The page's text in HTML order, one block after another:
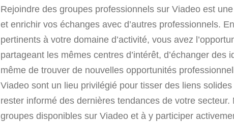
Rejoindre des groupes professionnels sur Viadeo est
et enrichir vos échanges avec d’autres professionnels.
pertinents à votre domaine d’activité, vous avez
partageant les mêmes centres d’intérêt, d’échanger des
même de trouver de nouvelles opportunités
Viadeo sont un lieu privilégié pour tisser des liens
rester informé des dernières tendances de votre secteur.
groupes disponibles sur Viadeo et à y participer